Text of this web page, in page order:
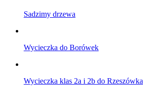
Sadzimy drzewa
Wycieczka do Borówek
Wycieczka klas 2a i 2b do Rzeszówka